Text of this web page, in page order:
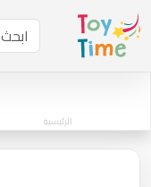
الرئيسية